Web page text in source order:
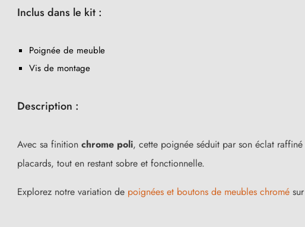
Inclus dans le kit :
Poignée de meuble
Vis de montage
Description :
Avec sa finition chrome poli, cette poignée séduit par son éclat
placards, tout en restant sobre et fonctionnelle.
Explorez notre variation de poignées et boutons de meubles chromé